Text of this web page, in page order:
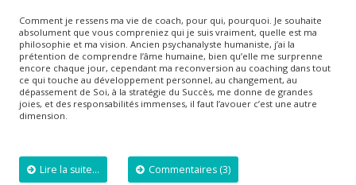
Comment je ressens ma vie de coach, pour qui, pourquoi. Je souhaite
absolument que vous compreniez qui je suis vraiment, quelle est ma
philosophie et ma vision. Ancien psychanalyste humaniste, j’ai la
prétention de comprendre l’âme humaine, bien qu’elle me surprenne
encore chaque jour, cependant ma reconversion au coaching dans tout
ce qui touche au développement personnel, au changement, au
dépassement de Soi, à la stratégie du Succès, me donne de grandes
joies, et des responsabilités immenses, il faut l’avouer c’est une autre
dimension.
Lire la suite... Commentaires (3)